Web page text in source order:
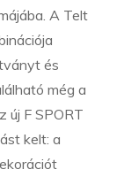
A Telt
és
még a
új F SPORT
kelt: a